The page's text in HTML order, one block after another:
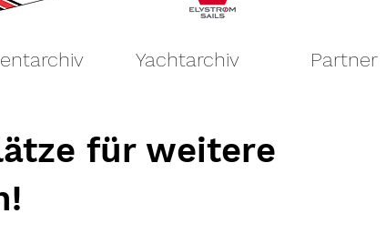
Yachtarchiv Partner
für weitere